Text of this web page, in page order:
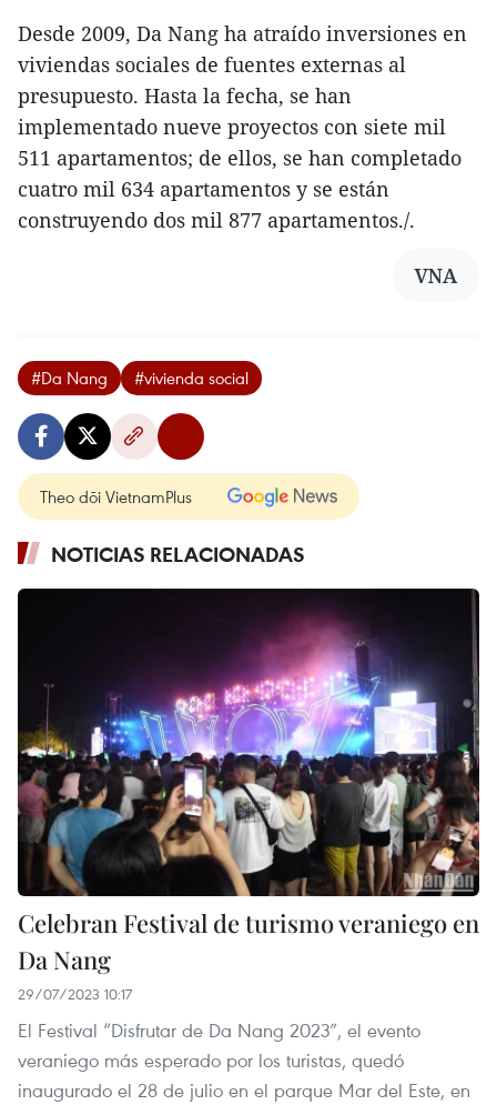
Desde 2009, Da Nang ha atraído inversiones en
viviendas sociales de fuentes externas al
presupuesto. Hasta la fecha, se han
implementado nueve proyectos con siete mil
511 apartamentos; de ellos, se han completado
cuatro mil 634 apartamentos y se están
construyendo dos mil 877 apartamentos./.
VNA
#Da Nang #vivienda social
Theo dõi VietnamPlus
NOTICIAS RELACIONADAS
Celebran Festival de turismo veraniego en
Da Nang
29/07/2023 10:17
El Festival “Disfrutar de Da Nang 2023”, el evento
veraniego más esperado por los turistas, quedó
inaugurado el 28 de julio en el parque Mar del Este, en